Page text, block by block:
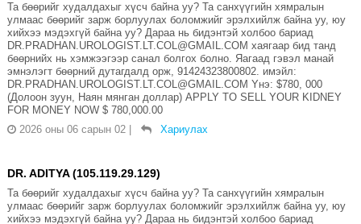
Та бөөрийг худалдахыг хүсч байна уу? Та санхүүгийн хямралын
улмаас бөөрийг зарж борлуулах боломжийг эрэлхийлж байна уу, юу
хийхээ мэдэхгүй байна уу? Дараа нь бидэнтэй холбоо бариад
DR.PRADHAN.UROLOGIST.LT.COL@GMAIL.COM хаягаар бид танд
бөөрнийх нь хэмжээгээр санал болгох болно. Яагаад гэвэл манай
эмнэлэгт бөөрний дутагдалд орж, 91424323800802. имэйл:
DR.PRADHAN.UROLOGIST.LT.COL@GMAIL.COM Yнэ: $780, 000
(Долоон зуун, Наян мянган доллар) APPLY TO SELL YOUR KIDNEY
FOR MONEY NOW $ 780,000.00
2026 оны 06 сарын 02
Хариулах
DR. ADITYA (105.119.29.129)
Та бөөрийг худалдахыг хүсч байна уу? Та санхүүгийн хямралын
улмаас бөөрийг зарж борлуулах боломжийг эрэлхийлж байна уу, юу
хийхээ мэдэхгүй байна уу? Дараа нь бидэнтэй холбоо бариад